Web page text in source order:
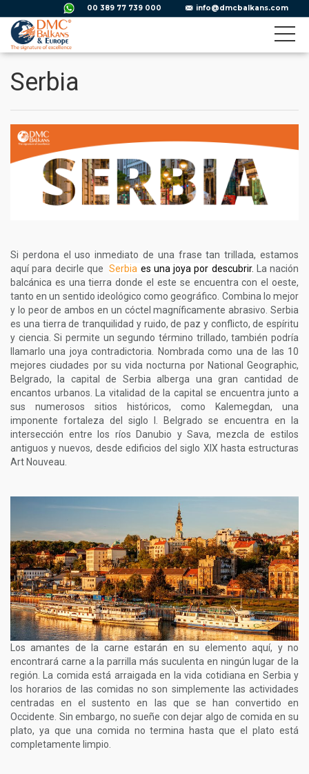
00 389 77 739 000 info@dmcbalkans.com
Serbia
Si perdona el uso inmediato de una frase tan trillada, estamos
aquí para decirle queSerbia es una joya por descubrir. La nación
balcánica es una tierra donde el este se encuentra con el oeste,
tanto en un sentido ideológico como geográfico. Combina lo mejor
y lo peor de ambos en un cóctel magníficamente abrasivo. Serbia
es una tierra de tranquilidad y ruido, de paz y conflicto, de espíritu
y ciencia. Si permite un segundo término trillado, también podría
llamarlo una joya contradictoria. Nombrada como una de las 10
mejores ciudades por su vida nocturna por National Geographic,
Belgrado, la capital de Serbia alberga una gran cantidad de
encantos urbanos. La vitalidad de la capital se encuentra junto a
sus numerosos sitios históricos, como Kalemegdan, una
imponente fortaleza del siglo I. Belgrado se encuentra en la
intersección entre los ríos Danubio y Sava, mezcla de estilos
antiguos y nuevos, desde edificios del siglo XIX hasta estructuras
Art Nouveau.
Los amantes de la carne estarán en su elemento aquí, y no
encontrará carne a la parrilla más suculenta en ningún lugar de la
región. La comida está arraigada en la vida cotidiana en Serbia y
los horarios de las comidas no son simplemente las actividades
centradas en el sustento en las que se han convertido en
Occidente. Sin embargo, no sueñe con dejar algo de comida en su
plato, ya que una comida no termina hasta que el plato está
completamente limpio.